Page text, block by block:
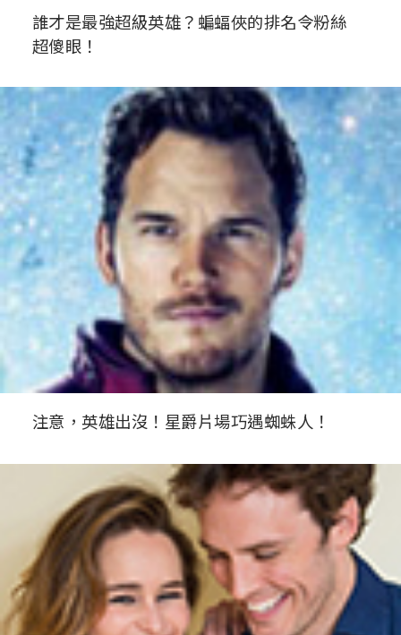
誰才是最強超級英雄？蝙蝠俠的排名令粉絲
超傻眼！
注意，英雄出沒！星爵片場巧遇蜘蛛人！